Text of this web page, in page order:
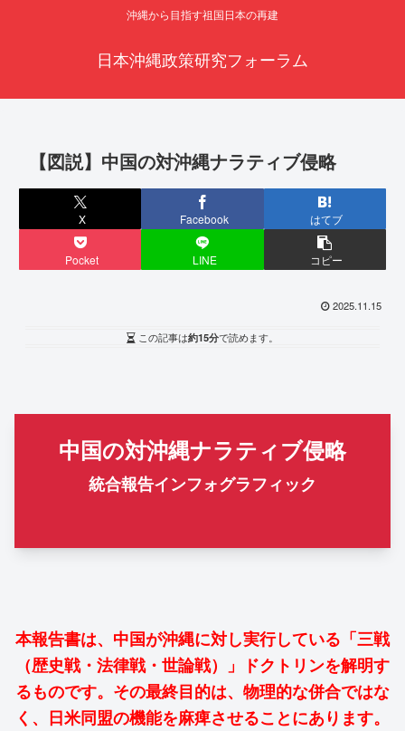
沖縄から目指す祖国日本の再建
日本沖縄政策研究フォーラム
【図説】中国の対沖縄ナラティブ侵略
X Facebook はてブ
Pocket LINE コピー
2025.11.15
この記事は約15分で読めます。
中国の対沖縄ナラティブ侵略
統合報告インフォグラフィック
本報告書は、中国が沖縄に対し実行している「三戦
（歴史戦・法律戦・世論戦）」ドクトリンを解明す
るものです。その最終目的は、物理的な併合ではな
く、日米同盟の機能を麻痺させることにあります。